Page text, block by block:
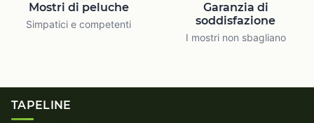
Mostri di peluche
Simpatici e competenti
Garanzia di
soddisfazione
I mostri non sbagliano
TAPELINE